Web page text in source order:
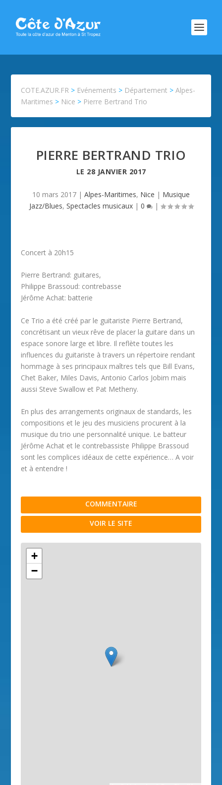
COTE.AZUR.FR > Evénements > Département >Alpes-
Maritimes > Nice > Pierre Bertrand Trio
PIERRE BERTRAND TRIO
LE 28 JANVIER 2017
10 mars 2017 | Alpes-Maritimes, Nice | Musique
Jazz/Blues, Spectacles musicaux| 0 |
Concert à 20h15
Pierre Bertrand: guitares,
Philippe Brassoud: contrebasse
Jérôme Achat: batterie
Ce Trio a été créé par le guitariste Pierre Bertrand,
concrétisant un vieux rêve de placer la guitare dans un
espace sonore large et libre. Il reflète toutes les
influences du guitariste à travers un répertoire rendant
hommage à ses principaux maîtres tels que Bill Evans,
Chet Baker, Miles Davis, Antonio Carlos Jobim mais
aussi Steve Swallow et Pat Metheny.
En plus des arrangements originaux de standards, les
compositions et le jeu des musiciens procurent à la
musique du trio une personnalité unique. Le batteur
Jérôme Achat et le contrebassiste Philippe Brassoud
sont les complices idéaux de cette expérience… A voir
et à entendre !
COMMENTAIRE
VOIR LE SITE
+
−